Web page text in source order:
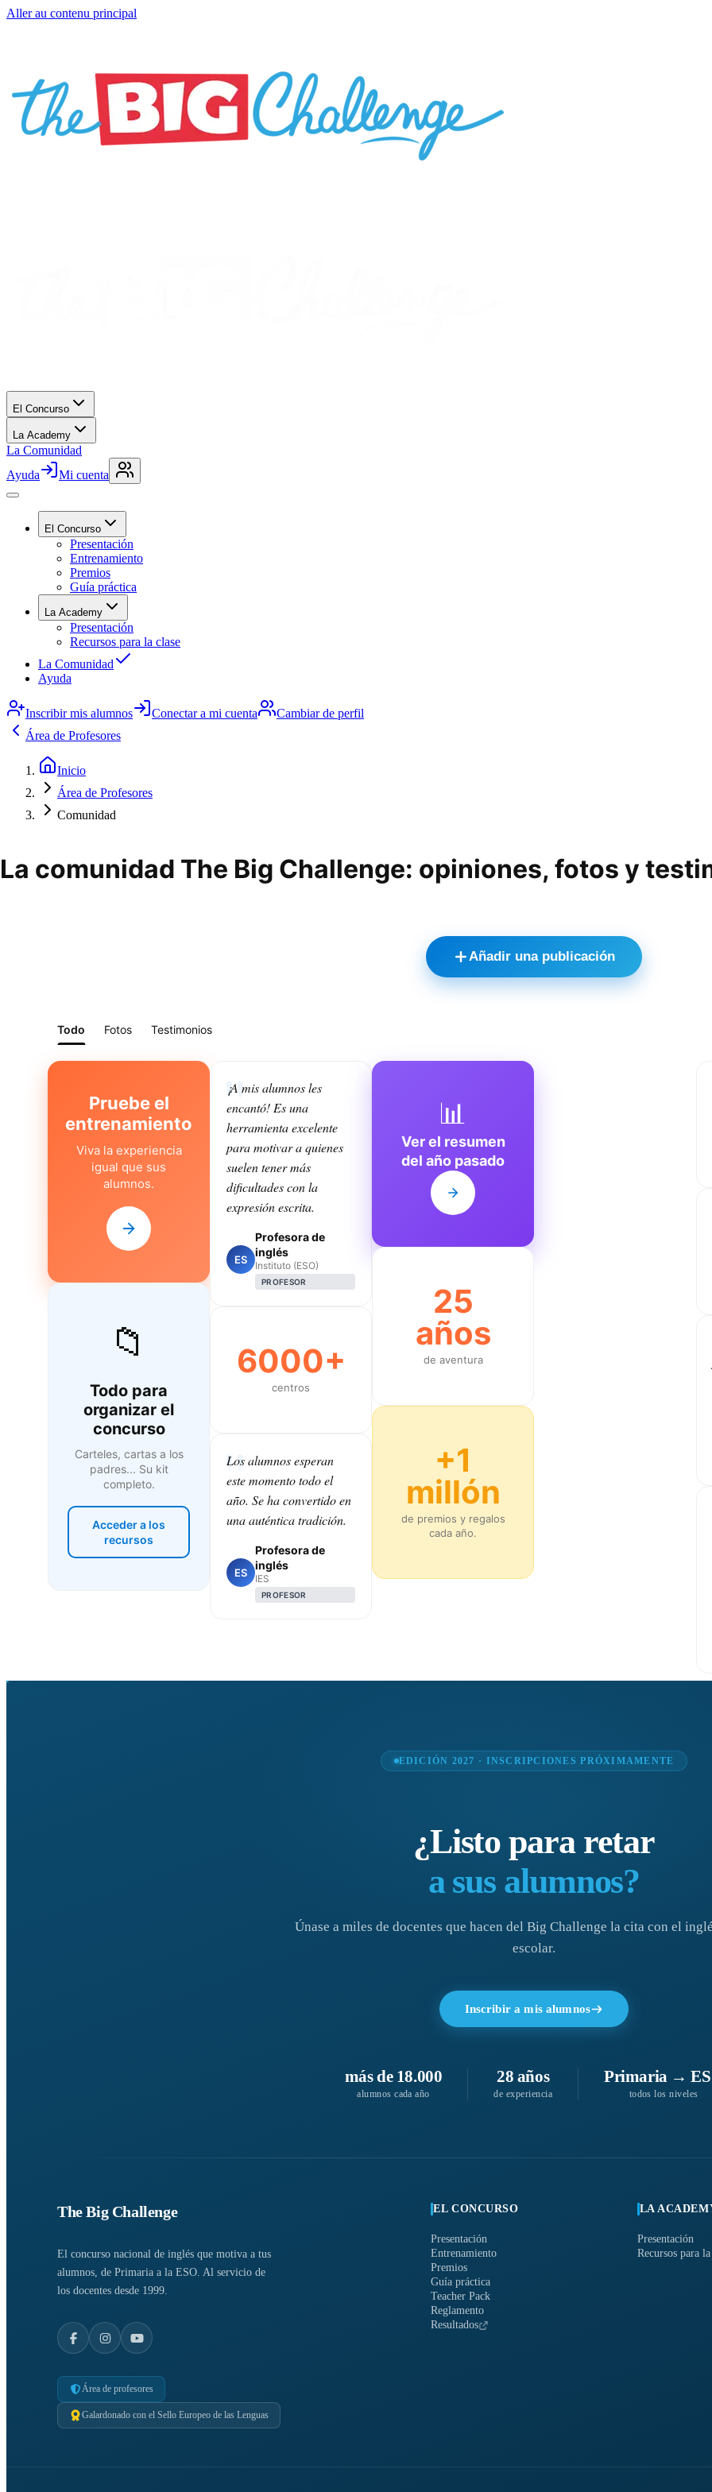
Aller au contenu principal
El Concurso
La Academy
La Comunidad
Ayuda
Mi cuenta
El Concurso
Presentación
Entrenamiento
Premios
Guía práctica
La Academy
Presentación
Recursos para la clase
La Comunidad
Ayuda
Inscribir mis alumnos Conectar a mi cuenta
Cambiar de perfil
Área de Profesores
Inicio
Área de Profesores
Comunidad
La comunidad The Big Challenge: opiniones, fotos y
Añadir una publicación
Todo Fotos Testimonios
Pruebe el
entrenamiento
Viva la experiencia
igual que sus
alumnos.
📁
Todo para
organizar el
concurso
Carteles, cartas a los
padres... Su kit
completo.
Acceder a los
recursos
¡A mis alumnos les
encantó! Es una
herramienta excelente
para motivar a quienes
suelen tener más
dificultades con la
expresión escrita.
ES
Profesora de
inglés
Instituto (ESO)
PROFESOR
6000+
centros
Los alumnos esperan
este momento todo el
año. Se ha convertido en
una auténtica tradición.
ES
Profesora de
inglés
IES
PROFESOR
📊
Ver el resumen
del año pasado
25
años
de aventura
+1
millón
de premios y regalos
cada año.
EDICIÓN 2027 · INSCRIPCIONES PRÓXIMAMENTE
¿Listo para retar
a sus alumnos?
Únase a miles de docentes que hacen del Big Challenge la cita con el
escolar.
Inscribir a mis alumnos
más de 18.000
alumnos cada año
28 años
de experiencia
Primaria →
todos los niveles
The Big Challenge
El concurso nacional de inglés que motiva a tus
alumnos, de Primaria a la ESO. Al servicio de
los docentes desde 1999.
Área de profesores
Galardonado con el Sello Europeo de las Lenguas
EL CONCURSO
Presentación
Entrenamiento
Premios
Guía práctica
Teacher Pack
Reglamento
Resultados
LA
Presentación
Recursos para la